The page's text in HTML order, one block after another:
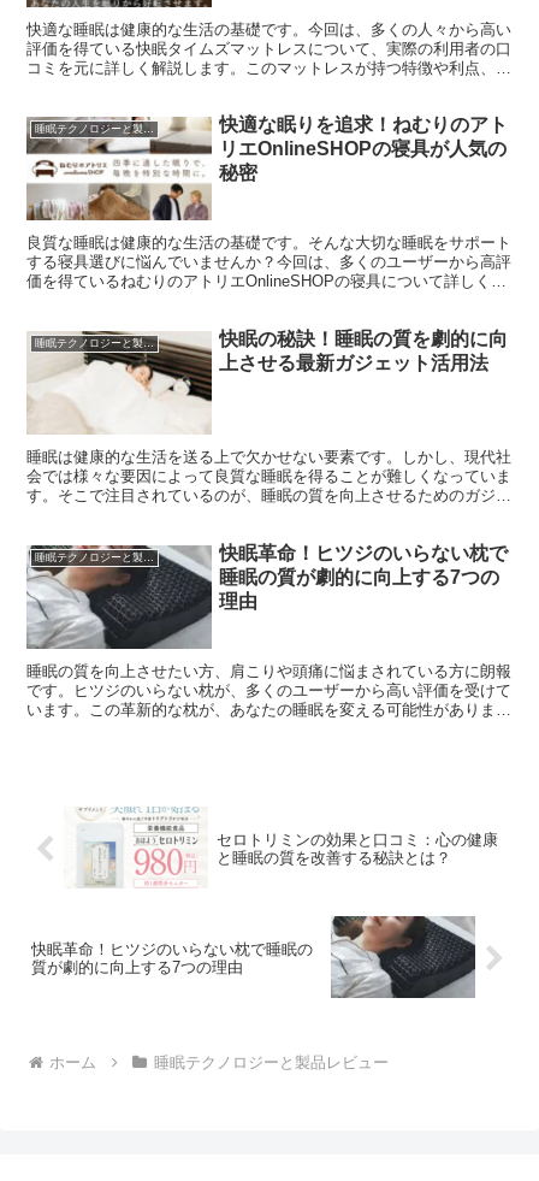
快適な睡眠は健康的な生活の基礎です。今回は、多くの人々から高い
評価を得ている快眠タイムズマットレスについて、実際の利用者の口
コミを元に詳しく解説します。このマットレスが持つ特徴や利点、そ
睡眠テクノロジーと製品レビュー
快適な眠りを追求！ねむりのアト
リエOnlineSHOPの寝具が人気の
秘密
良質な睡眠は健康的な生活の基礎です。そんな大切な睡眠をサポート
する寝具選びに悩んでいませんか？今回は、多くのユーザーから高評
価を得ているねむりのアトリエOnlineSHOPの寝具について詳しくご
睡眠テクノロジーと製品レビュー
快眠の秘訣！睡眠の質を劇的に向
上させる最新ガジェット活用法
睡眠は健康的な生活を送る上で欠かせない要素です。しかし、現代社
会では様々な要因によって良質な睡眠を得ることが難しくなっていま
す。そこで注目されているのが、睡眠の質を向上させるためのガジェ
快眠革命！ヒツジのいらない枕で
睡眠の質が劇的に向上する7つの
理由
睡眠の質を向上させたい方、肩こりや頭痛に悩まされている方に朗報
です。ヒツジのいらない枕が、多くのユーザーから高い評価を受けて
います。この革新的な枕が、あなたの睡眠を変える可能性がありま
セロトリミンの効果と口コミ：心の健康
と睡眠の質を改善する秘訣とは？
快眠革命！ヒツジのいらない枕で睡眠の
質が劇的に向上する7つの理由
ホーム 睡眠テクノロジーと製品レビュー